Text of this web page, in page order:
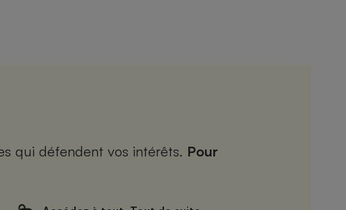
qui défendent vos intérêts. Pour